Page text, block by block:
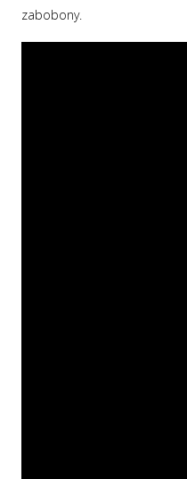
zabobony.